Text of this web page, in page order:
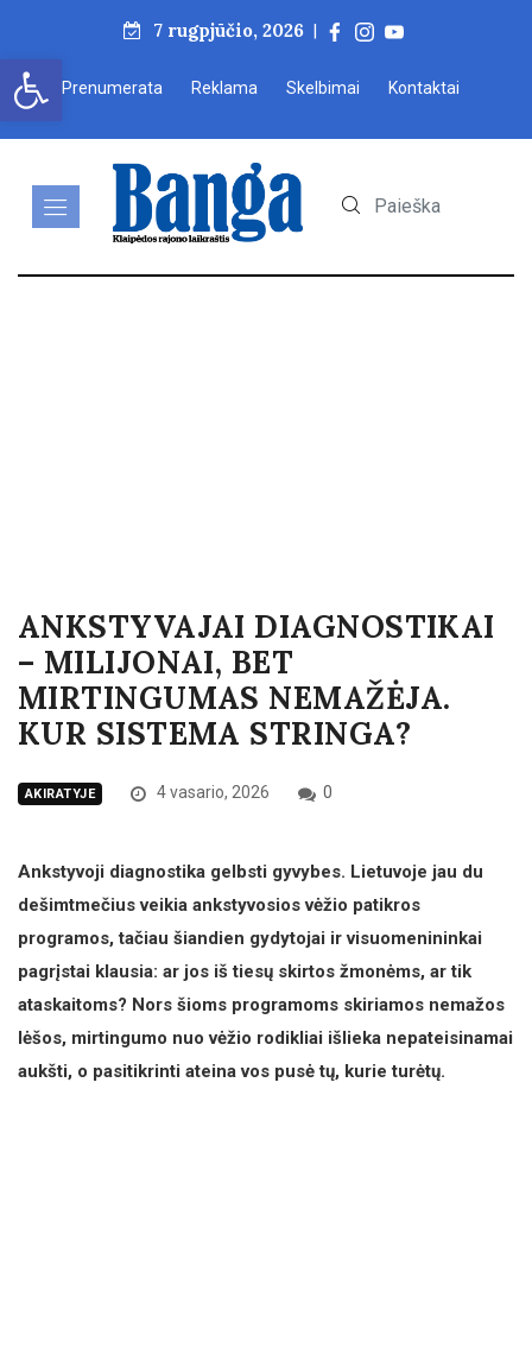
Open toolbar
7 rugpjūčio, 2026 |
Prenumerata Reklama Skelbimai Kontaktai
ANKSTYVAJAI DIAGNOSTIKAI
– MILIJONAI, BET
MIRTINGUMAS NEMAŽĖJA.
KUR SISTEMA STRINGA?
AKIRATYJE 4 vasario, 2026 0
Ankstyvoji diagnostika gelbsti gyvybes. Lietuvoje jau du
dešimtmečius veikia ankstyvosios vėžio patikros
programos, tačiau šiandien gydytojai ir visuomenininkai
pagrįstai klausia: ar jos iš tiesų skirtos žmonėms, ar tik
ataskaitoms? Nors šioms programoms skiriamos nemažos
lėšos, mirtingumo nuo vėžio rodikliai išlieka nepateisinamai
aukšti, o pasitikrinti ateina vos pusė tų, kurie turėtų.